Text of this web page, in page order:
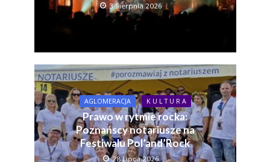
3 Sierpnia 2026
AGLOMERACJA K U L T U R A
Prawo w rytmie rocka:
Poznańscy notariusze na
Festiwalu Pol’and’Rock
28 Lipca 2026